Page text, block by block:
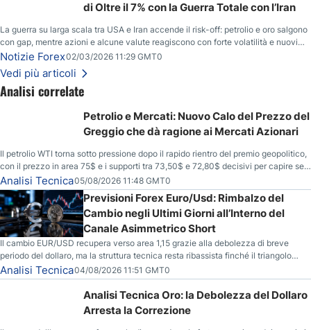
di Oltre il 7% con la Guerra Totale con l’Iran
La guerra su larga scala tra USA e Iran accende il risk-off: petrolio e oro salgono
con gap, mentre azioni e alcune valute reagiscono con forte volatilità e nuovi
livelli da monitorare.
Notizie Forex02/03/2026 11:29 GMT0
Vedi più articoli
Analisi correlate
Petrolio e Mercati: Nuovo Calo del Prezzo del
Greggio che dà ragione ai Mercati Azionari
Il petrolio WTI torna sotto pressione dopo il rapido rientro del premio geopolitico,
con il prezzo in area 75$ e i supporti tra 73,50$ e 72,80$ decisivi per capire se il
ribasso potrà estendersi verso quota 70$.
Analisi Tecnica05/08/2026 11:48 GMT0
Previsioni Forex Euro/Usd: Rimbalzo del
Cambio negli Ultimi Giorni all’Interno del
Canale Asimmetrico Short
Il cambio EUR/USD recupera verso area 1,15 grazie alla debolezza di breve
periodo del dollaro, ma la struttura tecnica resta ribassista finché il triangolo
asimmetrico short continua a contenere il movimento.
Analisi Tecnica04/08/2026 11:51 GMT0
Analisi Tecnica Oro: la Debolezza del Dollaro
Arresta la Correzione